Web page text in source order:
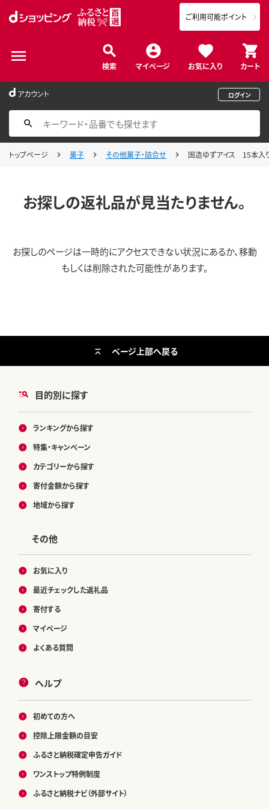
検索 マイページ お気に入り カート
ご利用可能ポイント
アカウント ログイン
トップページ 菓子 その他菓子・詰合せ 国造ゆずアイス 15本入
お探しの返礼品が見当たりません。
お探しのページは一時的にアクセスできない状況にあるか、移動
もしくは削除された可能性があります。
目的別に探す
ランキングから探す
特集・キャンペーン
カテゴリーから探す
寄付金額から探す
地域から探す
その他
お気に入り
最近チェックした返礼品
寄付する
マイページ
よくある質問
ヘルプ
初めての方へ
控除上限金額の目安
ふるさと納税確定申告ガイド
ワンストップ特例制度
ふるさと納税ナビ（外部サイト）
ページ上部へ戻る